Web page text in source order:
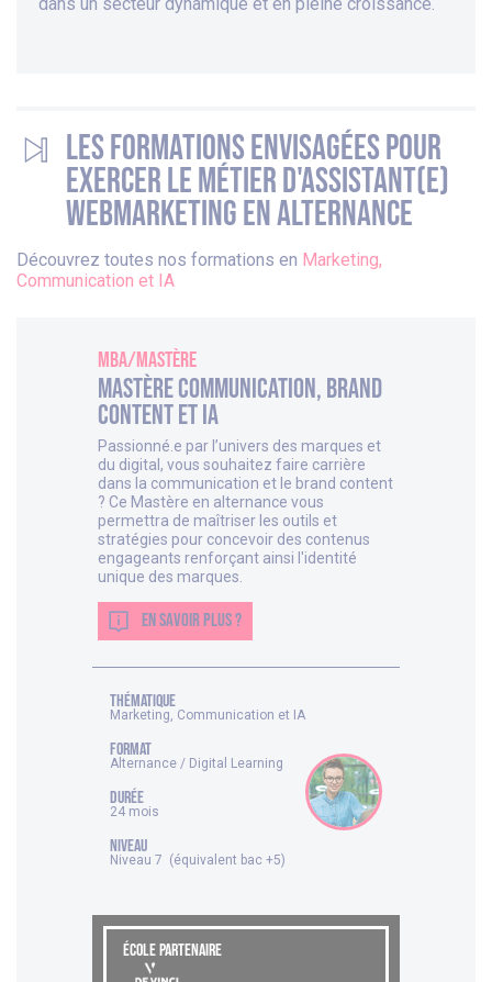
Les formations envisagées pour
exercer le métier d'Assistant(e)
Webmarketing en alternance
Découvrez toutes nos formations en Marketing,
Communication et IA
MBA/Mastère
Mastère Communication, Brand
Content et IA
Passionné.e par l’univers des marques et
du digital, vous souhaitez faire carrière
dans la communication et le brand content
? Ce Mastère en alternance vous
permettra de maîtriser les outils et
stratégies pour concevoir des contenus
engageants renforçant ainsi l'identité
unique des marques.
EN SAVOIR PLUS ?
thématique
Marketing, Communication et IA
FORMAT
Alternance / Digital Learning
DURÉE
24 mois
NIVEAU
Niveau 7 (équivalent bac +5)
ÉCOLE PARTENAIRE